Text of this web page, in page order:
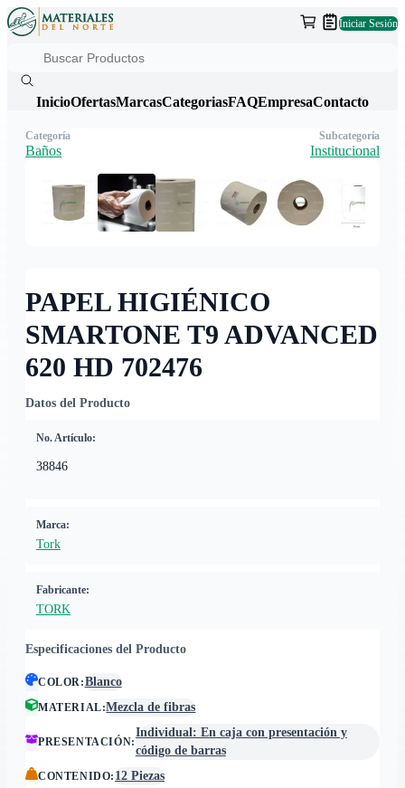
Iniciar Sesión
InicioOfertasMarcasCategoriasFAQEmpresaContacto
PAPEL HIGIÉNICO
SMARTONE T9 ADVANCED
620 HD 702476
Datos del Producto
No. Artículo:
38846
Marca:
Tork
Fabricante:
TORK
Especificaciones del Producto
COLOR:Blanco
MATERIAL:Mezcla de fibras
PRESENTACIÓN:
Individual: En caja con presentación y
código de barras
CONTENIDO: 12 Piezas
Categoría
Baños
Subcategoría
Institucional